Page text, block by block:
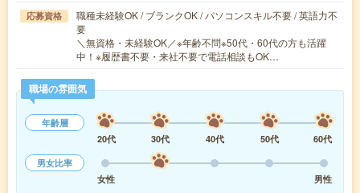
応募資格
職種未経験OK / ブランクOK / パソコンスキル不要 / 英語力不
要
＼無資格・未経験OK／※年齢不問※50代・60代の方も活躍
中！※履歴書不要・来社不要で電話相談もOK…
職場の雰囲気
年齢層
20代
30代 40代 50代
60代
男女比率
女性
男性